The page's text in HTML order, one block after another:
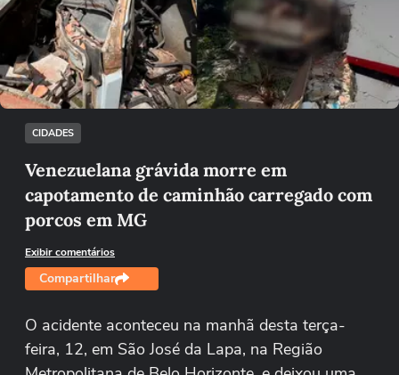
Não foi possível reproduzir o vídeo
Tentar novamente
CIDADES
Venezuelana grávida morre em
capotamento de caminhão carregado com
porcos em MG
Exibir comentários
Compartilhar
O acidente aconteceu na manhã desta terça-
feira, 12, em São José da Lapa, na Região